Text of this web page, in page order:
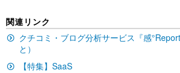
ュチェア 人間工学 疲れない ブ
イト
x2袋(84枚) ホワイト(吸収面:ラ
関連リンク
クチコミ・ブログ分析サービス『感
と）
【特集】SaaS